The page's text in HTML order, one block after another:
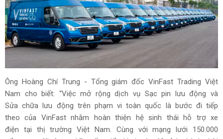
Ông Hoàng Chí Trung - Tổng giám đốc VinFast Trading Việt
Nam cho biết: “Việc mở rộng dịch vụ Sạc pin lưu động và
Sửa chữa lưu động trên phạm vi toàn quốc là bước đi tiếp
theo của VinFast nhằm hoàn thiện hệ sinh thái hỗ trợ xe
điện tại thị trường Việt Nam. Cùng với mạng lưới 150.000